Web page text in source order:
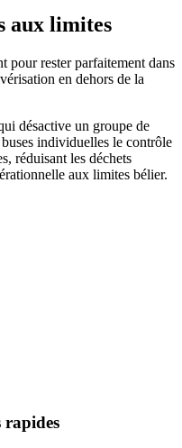
aux limites
pour rester parfaitement dans
en dehors de la
désactive un groupe de
individuelles le contrôle
réduisant les déchets
aux limites bélier.
rapides